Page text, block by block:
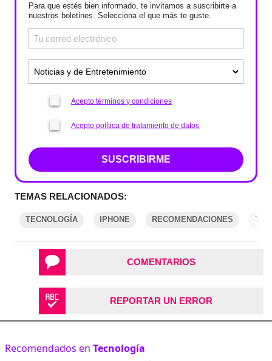
Para que estés bien informado, te invitamos a suscribirte a
nuestros boletines. Selecciona el que más te guste.
Acepto términos y condiciones
Acepto política de tratamiento de datos
SUSCRIBIRME
TEMAS RELACIONADOS:
TECNOLOGÍA IPHONE RECOMENDACIONES
COMENTARIOS
REPORTAR UN ERROR
Recomendados en Tecnología